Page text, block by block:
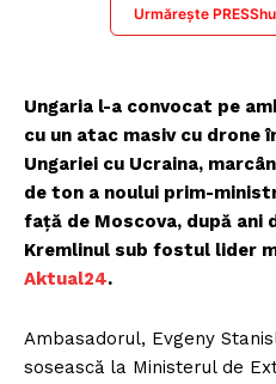
Urmărește
Ungaria l-a convocat pe
cu un atac masiv cu drone
Ungariei cu Ucraina,
de ton a noului prim-
față de Moscova, după ani
Kremlinul sub fostul lider
Aktual24.
Ambasadorul, Evgeny
sosească la Ministerul de